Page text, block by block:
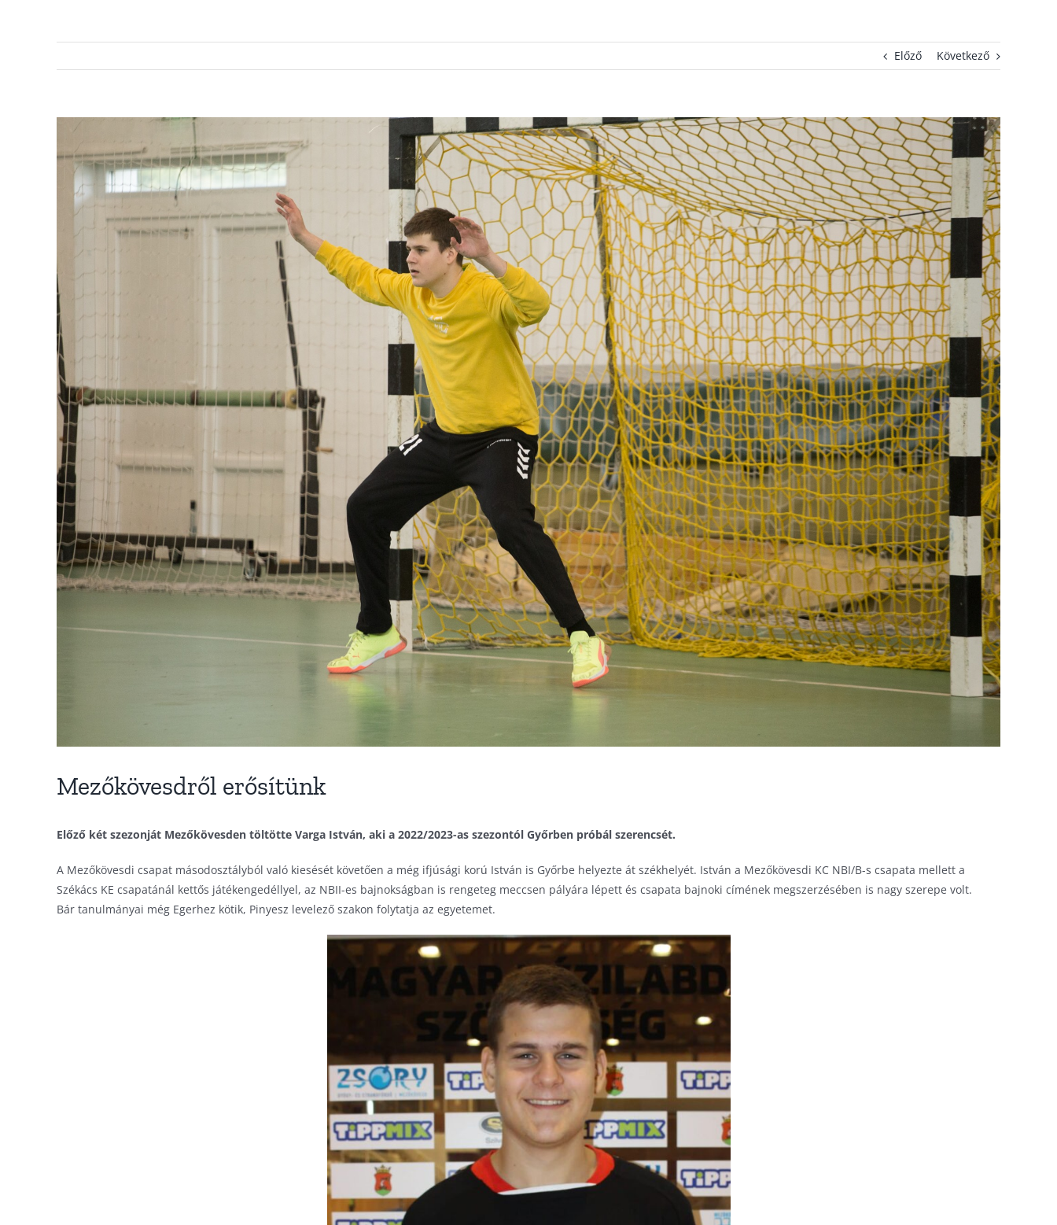
Előző Következő
Image
Mezőkövesdről erősítünk
Előző két szezonját Mezőkövesden töltötte Varga István, aki a 2022/2023-as szezontól Győrben próbál szerencsét.
A Mezőkövesdi csapat másodosztályból való kiesését követően a még ifjúsági korú István is Győrbe helyezte át székhelyét. István a Mezőkövesdi KC NBI/B-s csapata mellett a
Székács KE csapatánál kettős játékengedéllyel, az NBII-es bajnokságban is rengeteg meccsen pályára lépett és csapata bajnoki címének megszerzésében is nagy szerepe volt.
Bár tanulmányai még Egerhez kötik, Pinyesz levelező szakon folytatja az egyetemet.